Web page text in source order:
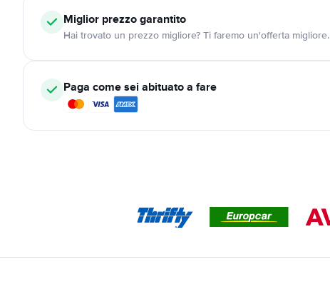
Miglior prezzo garantito
Hai trovato un prezzo migliore? Ti faremo un'offerta migliore.
Paga come sei abituato a fare